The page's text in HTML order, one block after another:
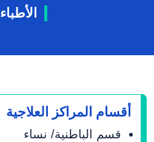
الأطباء
أقسام المراکز العلاجیة
قسم الباطنیة/ نساء